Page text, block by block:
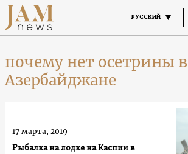
РУССКИЙ
почему нет осетрины в
Азербайджане
Рыбалка на лодке на Каспии в
17 марта, 2019